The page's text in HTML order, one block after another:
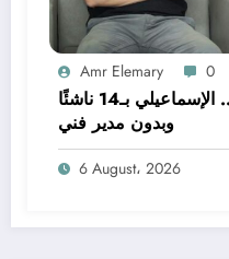
Amr Elemary 0
أسبوع على غلق القيد.. الإسماعيلي بـ14 ناشئًا
وبدون مدير فني
6 August، 2026